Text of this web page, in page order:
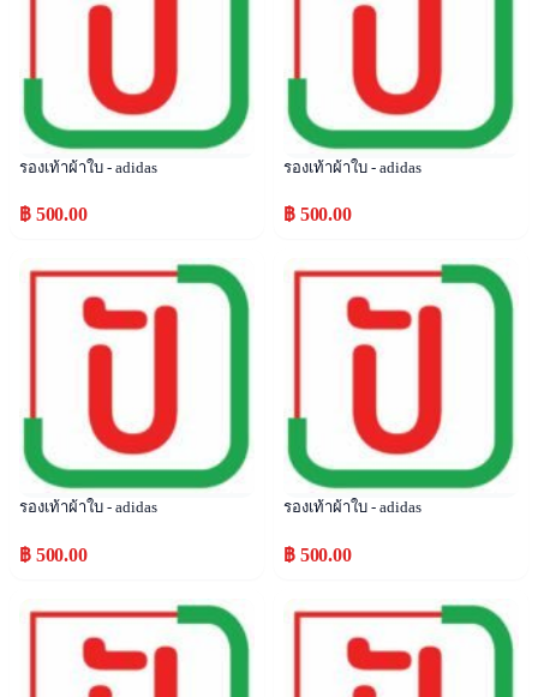
รองเท้าผ้าใบ - adidas
฿ 500.00
รองเท้าผ้าใบ - adidas
฿ 500.00
Popular
รองเท้าผ้าใบ - adidas
฿ 500.00
Popular
รองเท้าผ้าใบ - adidas
฿ 500.00
Popular Popular